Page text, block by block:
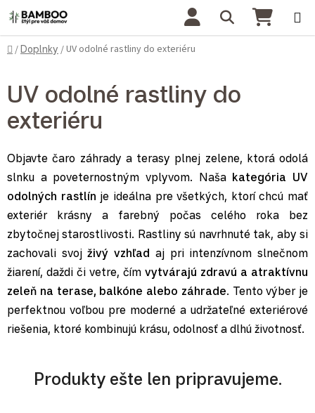
Prejsť na obsah Hľadať
Domov
/Doplnky /UV odolné rastliny do exteriéru
UV odolné rastliny do
exteriéru
Objavte čaro záhrady a terasy plnej zelene, ktorá odolá
slnku a poveternostným vplyvom. Naša kategória UV
odolných rastlín je ideálna pre všetkých, ktorí chcú mať
exteriér krásny a farebný počas celého roka bez
zbytočnej starostlivosti. Rastliny sú navrhnuté tak, aby si
zachovali svojživý vzhľad aj pri intenzívnom slnečnom
žiarení, daždi či vetre, čím vytvárajú zdravú a atraktívnu
zeleň na terase, balkóne alebo záhrade. Tento výber je
perfektnou voľbou pre moderné a udržateľné exteriérové
riešenia, ktoré kombinujú krásu, odolnosť a dlhú životnosť.
Produkty ešte len pripravujeme.